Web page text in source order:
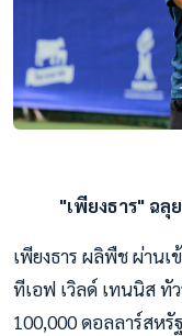
"เพียงธาร" ฉ
เพียงธาร ผลิพืช ผ่าน
ทีเอฟ เวิลด์ เทนนิส ทัว
100,000 ดอลลาร์สหรั